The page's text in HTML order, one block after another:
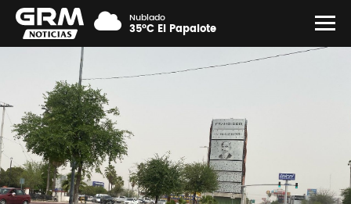
Nublado
35°C El Papalote